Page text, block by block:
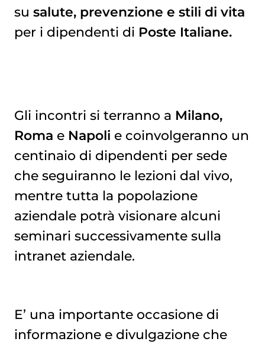
su salute, prevenzione e stili di vita
per i dipendenti di Poste Italiane.
Gli incontri si terranno a Milano,
Roma e Napoli e coinvolgeranno un
centinaio di dipendenti per sede
che seguiranno le lezioni dal vivo,
mentre tutta la popolazione
aziendale potrà visionare alcuni
seminari successivamente sulla
intranet aziendale.
E’ una importante occasione di
informazione e divulgazione che